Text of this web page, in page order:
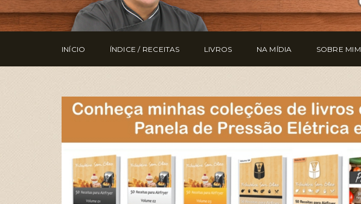
INÍCIO ÍNDICE / RECEITAS LIVROS NA MÍDIA SOBRE MIM